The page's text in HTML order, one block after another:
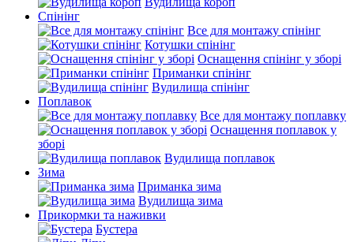
Спінінг
Все для монтажу спінінг
Котушки спінінг
Оснащення спінінг у зборі
Приманки спінінг
Вудилища спінінг
Поплавок
Все для монтажу поплавку
Оснащення поплавок у
зборі
Вудилища поплавок
Зима
Приманка зима
Вудилища зима
Прикормки та наживки
Бустера